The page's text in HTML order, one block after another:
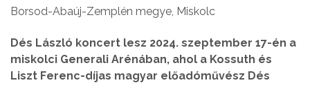
Borsod-Abaúj-Zemplén megye, Miskolc
Dés László koncert lesz 2024. szeptember 17-én a
miskolci Generali Arénában, ahol a Kossuth és
Liszt Ferenc-díjas magyar előadóművész Dés